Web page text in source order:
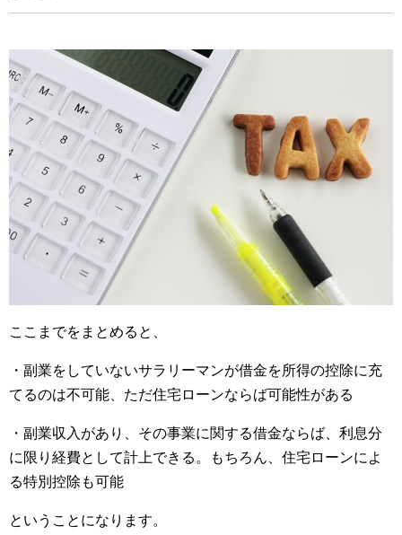
ここまでをまとめると、
・副業をしていないサラリーマンが借金を所得の控除に充
てるのは不可能、ただ住宅ローンならば可能性がある
・副業収入があり、その事業に関する借金ならば、利息分
に限り経費として計上できる。もちろん、住宅ローンによ
る特別控除も可能
ということになります。